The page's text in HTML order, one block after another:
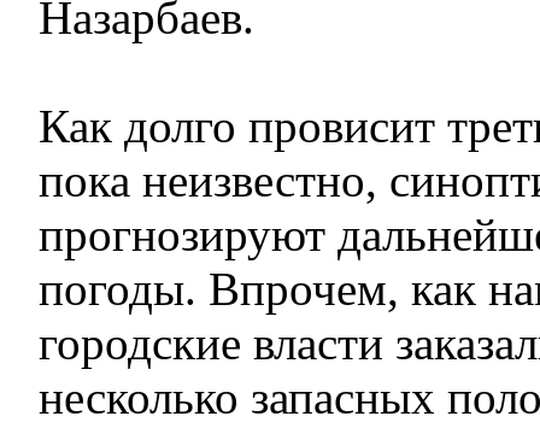
Назарбаев.
Как долго провисит
пока неизвестно,
прогнозируют
погоды. Впрочем, как
городские власти
несколько запасных